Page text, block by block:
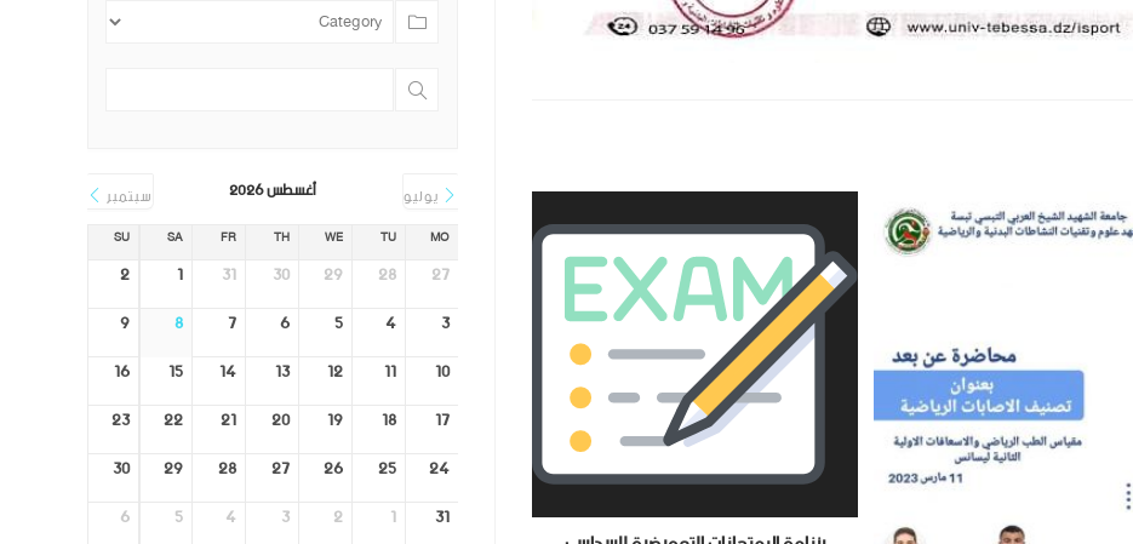
يوليو أغسطس 2026 سبتمبر
MO
TU
WE
TH
FR
SA
SU
27
28
29
30
31
1
2
3
4
5
6
7
8
9
10
11
12
13
14
15
16
17
18
19
20
21
22
23
24
25
26
27
28
29
30
31
1
2
3
4
5
6